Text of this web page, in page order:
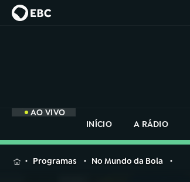
AO VIVO
INÍCIO
A RÁDIO
MENUProgramas No Mundo da Bola